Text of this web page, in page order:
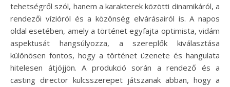
tehetségről szól, hanem a karakterek közötti dinamikáról, a
rendezői vízióról és a közönség elvárásairól is. A napos
oldal esetében, amely a történet egyfajta optimista, vidám
aspektusát hangsúlyozza, a szereplők kiválasztása
különösen fontos, hogy a történet üzenete és hangulata
hitelesen átjöjjön. A produkció során a rendező és a
casting director kulcsszerepet játszanak abban, hogy a